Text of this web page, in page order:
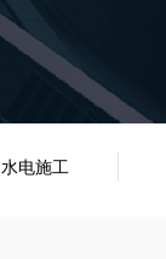
水电施工